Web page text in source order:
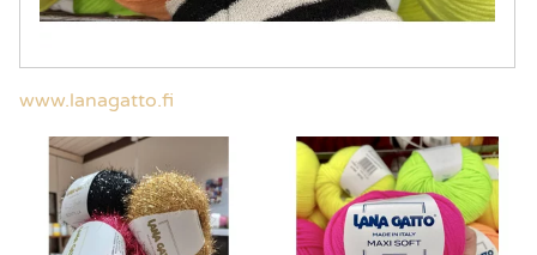
www.lanagatto.fi